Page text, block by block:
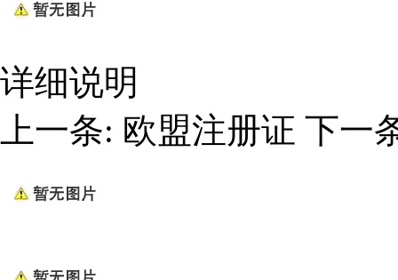
详细说明
上一条: 欧盟注册证 下一